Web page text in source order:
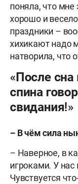
поняла, что
хорошо и
праздники –
хихикают надо
натворила, что
«После
спина
свидания!»
– В чём сила
– Наверное, в
игроками. У
Чувствуется